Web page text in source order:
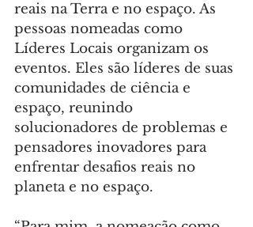
reais na Terra e no espaço. As
pessoas nomeadas como
Líderes Locais organizam os
eventos. Eles são líderes de suas
comunidades de ciência e
espaço, reunindo
solucionadores de problemas e
pensadores inovadores para
enfrentar desafios reais no
planeta e no espaço.